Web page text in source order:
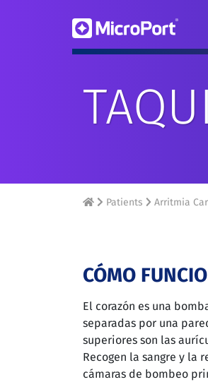
Patients Arritmia
CÓMO
El corazón es una
separadas por una
superiores son las
Recogen la sangre y la
cámaras de bombeo